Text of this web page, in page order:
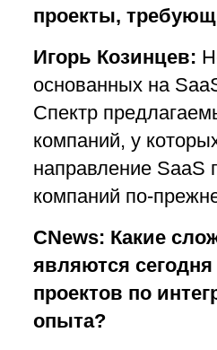
проекты,
Игорь Козинцев:
основанных на
Спектр
компаний, у
направление SaaS
компаний по-
CNews: Какие
являются
проектов по
опыта?